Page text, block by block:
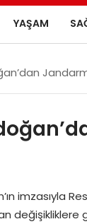
YAŞAM
imzasıyla
değişikliklere